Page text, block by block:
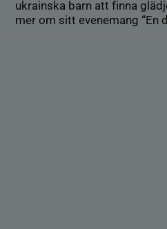
ukrainska barn att finna
mer om sitt evenemang “En